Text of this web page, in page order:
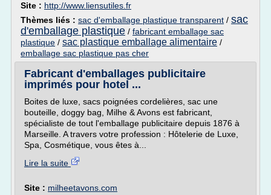
Site : http://www.liensutiles.fr
Thèmes liés : sac d'emballage plastique transparent / sac
d'emballage plastique / fabricant emballage sac
plastique / sac plastique emballage alimentaire /
emballage sac plastique pas cher
Fabricant d'emballages publicitaire
imprimés pour hotel ...
Boites de luxe, sacs poignées cordelières, sac une
bouteille, doggy bag, Milhe & Avons est fabricant,
spécialiste de tout l'emballage publicitaire depuis 1876 à
Marseille. A travers votre profession : Hôtelerie de Luxe,
Spa, Cosmétique, vous êtes à...
Lire la suite
Site : milheetavons.com